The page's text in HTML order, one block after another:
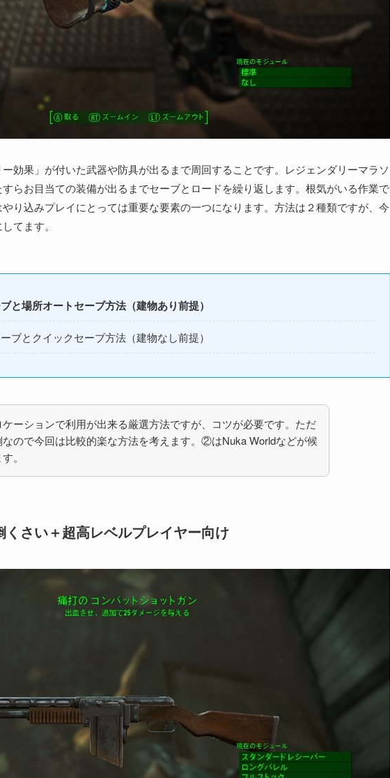
効果」が付いた武器や防具が出るまで周回することです。レジェンダリーマラソ
らお目当ての装備が出るまでセーブとロードを繰り返します。根気がいる作業で
り込みプレイにとっては重要な要素の一つになります。方法は２種類ですが、今
てます。
と場所オートセーブ方法（建物あり前提）
ブとクイックセーブ方法（建物なし前提）
ーションで利用が出来る厳選方法ですが、コツが必要です。ただ
なので今回は比較的楽な方法を考えます。②はNuka Worldなどが候
。
さい＋超高レベルプレイヤー向け